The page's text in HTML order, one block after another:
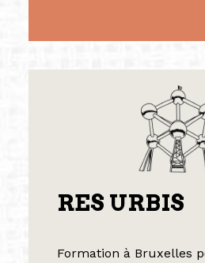
RES URBIS
Formation à Bruxelles